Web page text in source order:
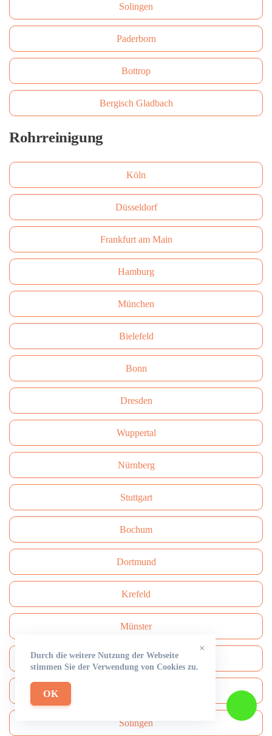
Solingen
Paderborn
Bottrop
Bergisch Gladbach
Rohrreinigung
Köln
Düsseldorf
Frankfurt am Main
Hamburg
München
Bielefeld
Bonn
Dresden
Wuppertal
Nürnberg
Stuttgart
Bochum
Dortmund
Krefeld
Münster
Rüdersdorf
Solingen
×
Durch die weitere Nutzung der Webseite
stimmen Sie der Verwendung von Cookies zu.
OK